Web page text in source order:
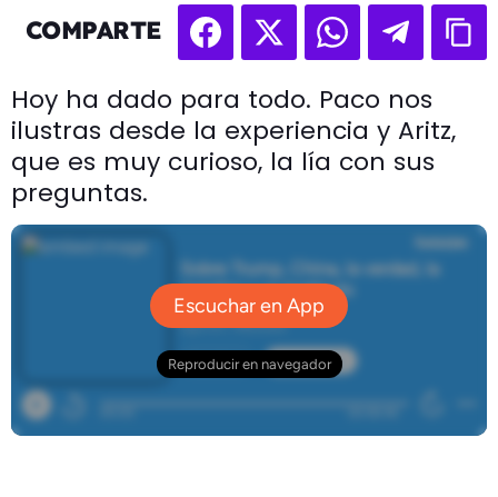
COMPARTE
Hoy ha dado para todo. Paco nos
ilustras desde la experiencia y Aritz,
que es muy curioso, la lía con sus
preguntas.